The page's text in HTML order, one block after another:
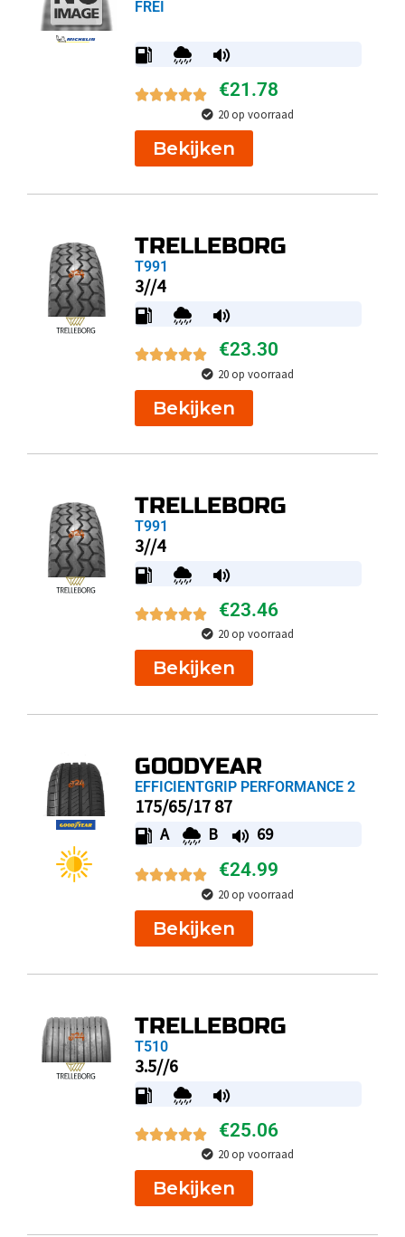
FREI
€21.78
20 op voorraad
Bekijken
TRELLEBORG
T991
3//4
€23.30
20 op voorraad
Bekijken
TRELLEBORG
T991
3//4
€23.46
20 op voorraad
Bekijken
GOODYEAR
EFFICIENTGRIP PERFORMANCE 2
175/65/17 87
A B 69
€24.99
20 op voorraad
Bekijken
TRELLEBORG
T510
3.5//6
€25.06
20 op voorraad
Bekijken